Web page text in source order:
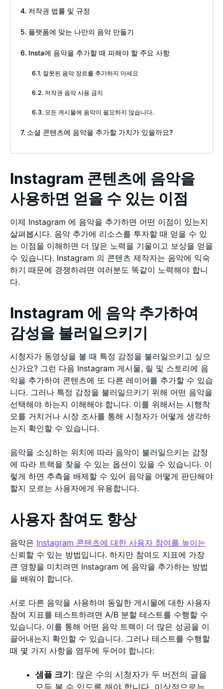
저작권 법률 및 규정
플랫폼에 맞는 나만의 음악 만들기
Insta에 음악을 추가할 때 피해야 할 주요 사항
잘못된 음악 장르를 추가하지 마세요
저작권 음악 사용 금지
모든 게시물에 음악이 필요하지 않습니다.
소셜 콘텐츠에 음악을 추가할 가치가 있을까요?
Instagram 콘텐츠에 음악을
사용하면 얻을 수 있는 이점
이제 Instagram 에 음악을 추가하면 어떤 이점이 있는지
살펴봅시다. 음악 추가에 리소스를 투자할 때 얻을 수 있
는 이점을 이해하면 더 많은 노력을 기울이고 보상을 얻을
수 있습니다. Instagram 의 콘텐츠 제작자는 음악에 익숙
하기 때문에 경쟁하려면 여러분도 똑같이 노력해야 합니
다.
Instagram 에 음악 추가하여
감성을 불러일으키기
시청자가 동영상을 볼 때 특정 감정을 불러일으키고 싶으
신가요? 그런 다음 Instagram 게시물, 릴 및 스토리에 음
악을 추가하여 콘텐츠에 또 다른 레이어를 추가할 수 있습
니다. 그러나 특정 감정을 불러일으키기 위해 어떤 음악을
선택해야 하는지 이해해야 합니다. 이를 위해서는 시행착
오를 거치거나 시장 조사를 통해 시청자가 어떻게 생각하
는지 확인할 수 있습니다.
음악을 소싱하는 위치에 따라 음악이 불러일으키는 감정
에 따라 트랙을 찾을 수 있는 옵션이 있을 수 있습니다. 이
렇게 하면 추측을 배제할 수 있어 음악을 어떻게 판단해야
할지 모르는 사용자에게 유용합니다.
사용자 참여도 향상
음악은 Instagram 콘텐츠에 대한 사용자 참여를 높이는
신뢰할 수 있는 방법입니다. 하지만 참여도 지표에 가장
큰 영향을 미치려면 Instagram 에 음악을 추가하는 방법
을 배워야 합니다.
서로 다른 음악을 사용하여 동일한 게시물에 대한 사용자
참여 지표를 테스트하려면 A/B 분할 테스트를 수행할 수
있습니다. 이를 통해 어떤 음악 트랙이 더 많은 성공을 이
끌어내는지 확인할 수 있습니다. 그러나 테스트를 수행할
때 몇 가지 사항을 염두에 두어야 합니다:
샘플 크기 : 많은 수의 시청자가 두 버전의 글을
모두 볼 수 있도록 해야 합니다. 이상적으로는